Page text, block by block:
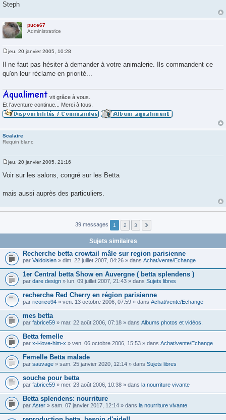
Steph
puce67
Administratrice
e
s
s
e
jeu. 20 janvier 2005, 10:28
Il ne faut pas hésiter à demander à votre animalerie. Ils commandent ce
qu'on leur réclame en priorité...
vit grâce à vous.
Et l'aventure continue... Merci à tous.
Scalaire
Requin blanc
M
e
s
g
jeu. 20 janvier 2005, 21:16
Voir sur les salons, congré sur les Betta
mais aussi auprès des particuliers.
39 messages 1 2 3
Sujets similaires
Recherche betta crowtail mâle sur region parisienne
par Valdoisien » dim. 22 juillet 2007, 04:26 » dans Achat/vente/Echange
1er Central betta Show en Auvergne ( betta splendens )
par dare design » lun. 09 juillet 2007, 21:43 » dans Sujets libres
recherche Red Cherry en région parisienne
par ricorico94 » ven. 13 octobre 2006, 07:59 » dans Achat/vente/Echange
mes betta
par fabrice59 » mar. 22 août 2006, 07:18 » dans Albums photos et vidéos.
Betta femelle
par x-i-love-him-x » ven. 06 octobre 2006, 15:53 » dans Achat/vente/Echange
Femelle Betta malade
par sauvage » sam. 25 janvier 2020, 12:14 » dans Sujets libres
souche pour betta
par fabrice59 » mer. 23 août 2006, 10:38 » dans la nourriture vivante
Betta splendens: nourriture
par Aster » sam. 07 janvier 2017, 12:14 » dans la nourriture vivante